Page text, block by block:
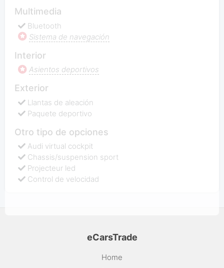
Multimedia
Bluetooth
Sistema de navegación
Interior
Asientos deportivos
Exterior
Llantas de aleación
Paquete deportivo
Otro tipo de opciones
Audi virtual cockpit
Chassis/suspension sport
Projecteur led
Control de velocidad
eCarsTrade
Home